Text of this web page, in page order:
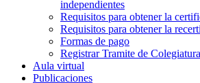
independientes
Requisitos para obtener la
Requisitos para obtener la
Formas de pago
Registrar Tramite de
Aula virtual
Publicaciones